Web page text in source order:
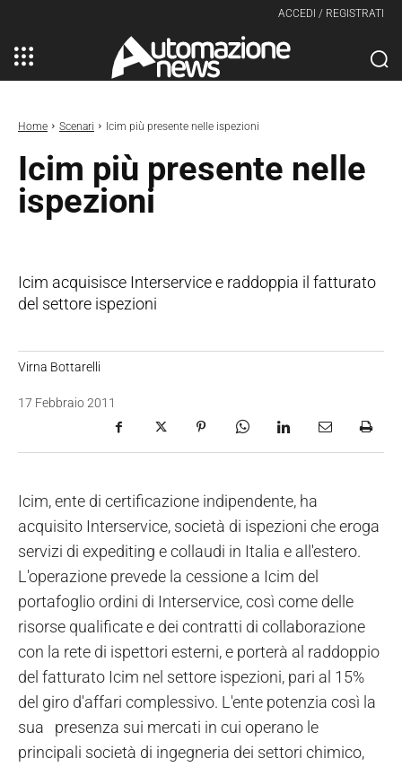
ACCEDI / REGISTRATI
Home Scenari Icim più presente nelle ispezioni
Icim più presente nelle
ispezioni
Icim acquisisce Interservice e raddoppia il fatturato
del settore ispezioni
Virna Bottarelli
17 Febbraio 2011
Icim, ente di certificazione indipendente, ha
acquisito Interservice, società di ispezioni che eroga
servizi di expediting e collaudi in Italia e all'estero.
L'operazione prevede la cessione a Icim del
portafoglio ordini di Interservice, così come delle
risorse qualificate e dei contratti di collaborazione
con la rete di ispettori esterni, e porterà al raddoppio
del fatturato Icim nel settore ispezioni, pari al 15%
del giro d'affari complessivo. L'ente potenzia così la
sua presenza sui mercati in cui operano le
principali società di ingegneria dei settori chimico,